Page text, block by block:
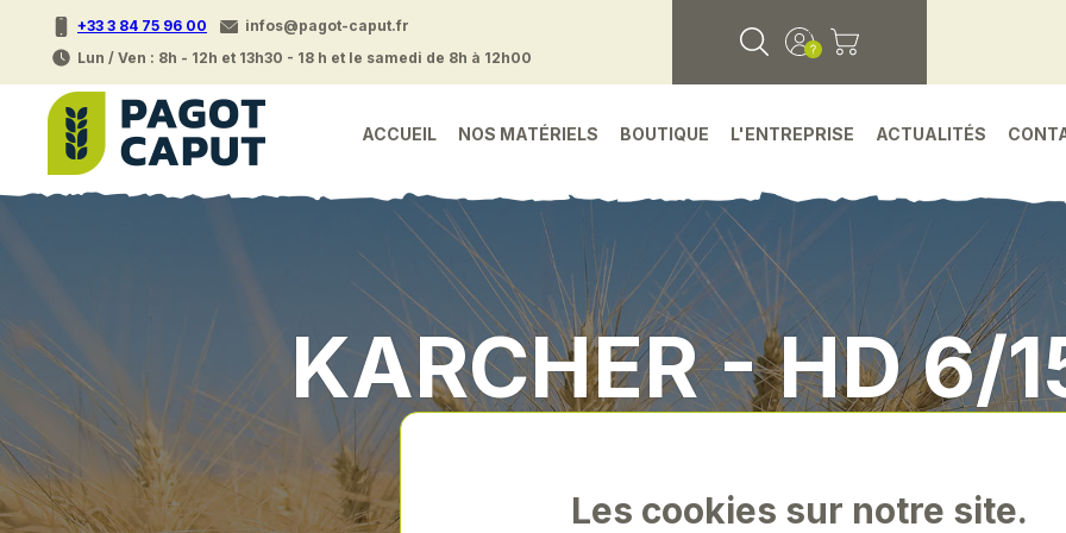
+33 3 84 75 96 00
infos@pagot-caput.fr
Lun / Ven : 8h - 12h et 13h30 - 18 h et le samedi de 8h à 12h00
ACCUEIL NOS MATÉRIELS BOUTIQUE L'ENTREPRISE ACTUALITÉS
KARCHER - HD 6/
Les cookies sur notre site.